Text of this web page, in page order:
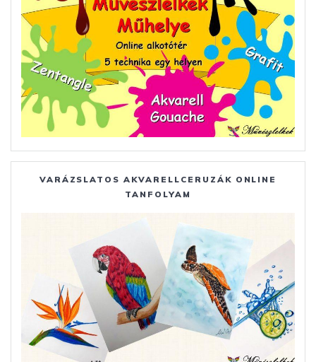
VARÁZSLATOS AKVARELLCERUZÁK ONLINE
TANFOLYAM